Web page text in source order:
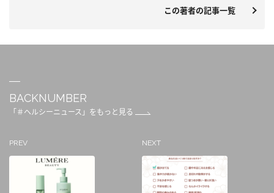
この著者の記事一覧
BACKNUMBER
「＃ヘルシーニュース」をもっと見る
PREV NEXT